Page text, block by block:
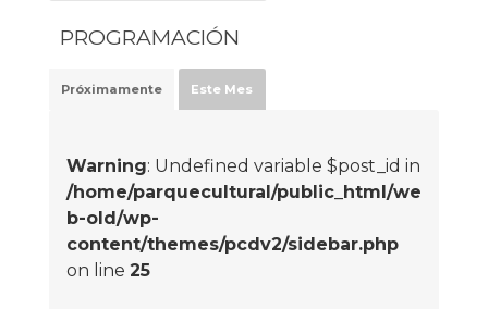
PROGRAMACIÓN
Próximamente Este Mes
Warning: Undefined variable $post_id in
/home/parquecultural/public_html/we
b-old/wp-
content/themes/pcdv2/sidebar.php
on line 25